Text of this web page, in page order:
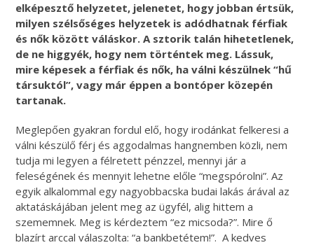
elképesztő helyzetet, jelenetet, hogy jobban értsük,
milyen szélsőséges helyzetek is adódhatnak férfiak
és nők között váláskor. A sztorik talán hihetetlenek,
de ne higgyék, hogy nem történtek meg. Lássuk,
mire képesek a férfiak és nők, ha válni készülnek “hű
társuktól”, vagy már éppen a bontóper közepén
tartanak.
Meglepően gyakran fordul elő, hogy irodánkat felkeresi a
válni készülő férj és aggodalmas hangnemben közli, nem
tudja mi legyen a félretett pénzzel, mennyi jár a
feleségének és mennyit lehetne előle “megspórolni”. Az
egyik alkalommal egy nagyobbacska budai lakás árával az
aktatáskájában jelent meg az ügyfél, alig hittem a
szememnek. Meg is kérdeztem “ez micsoda?”. Mire ő
blazírt arccal válaszolta: “a bankbetétem!”. A kedves